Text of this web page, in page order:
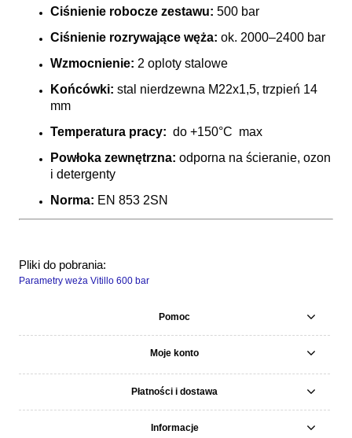
Ciśnienie robocze zestawu: 500 bar
Ciśnienie rozrywające węża: ok. 2000–2400 bar
Wzmocnienie: 2 oploty stalowe
Końcówki: stal nierdzewna M22x1,5, trzpień 14
mm
Temperatura pracy: do +150°C max
Powłoka zewnętrzna: odporna na ścieranie, ozon
i detergenty
Norma: EN 853 2SN
Pliki do pobrania:
Parametry weża Vitillo 600 bar
Pomoc
Moje konto
Płatności i dostawa
Informacje